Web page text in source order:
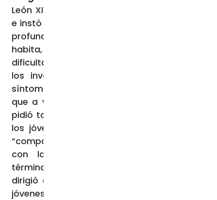
León XIV posó su mirada sobre los jóvenes,
e instó al Clero de Roma a “captar y leer el
profundo malestar existencial que los
habita, su desconcierto, sus múltiples
dificultades, así como los fenómenos que
los involucran en el mundo virtual y los
síntomas de una preocupante agresividad,
que a veces desemboca en violencia”. Les
pidió también permanecer a la escucha de
los jóvenes, hacerse presentes, acogerlos,
“compartir un poco de su vida” y dialogar
con las instituciones del territorio. Al
término de su discurso, el Pontífice se
dirigió en particular a los sacerdotes más
jóvenes. Consciente de la realidad a la que